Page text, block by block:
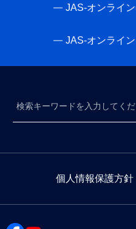
JAS-オンライ
JAS-オンライ
個人情報保護方針